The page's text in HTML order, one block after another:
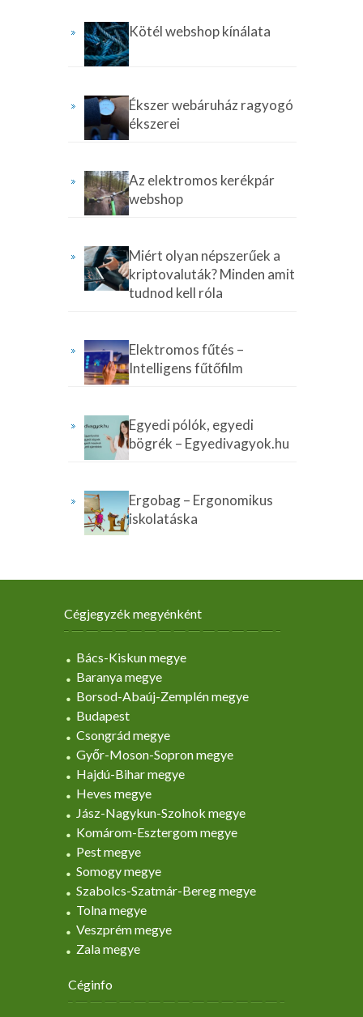
Kötél webshop kínálata
Ékszer webáruház ragyogó
ékszerei
Az elektromos kerékpár
webshop
Miért olyan népszerűek a
kriptovaluták? Minden amit
tudnod kell róla
Elektromos fűtés –
Intelligens fűtőfilm
Egyedi pólók, egyedi
bögrék – Egyedivagyok.hu
Ergobag – Ergonomikus
iskolatáska
Cégjegyzék megyénként
Bács-Kiskun megye
Baranya megye
Borsod-Abaúj-Zemplén megye
Budapest
Csongrád megye
Győr-Moson-Sopron megye
Hajdú-Bihar megye
Heves megye
Jász-Nagykun-Szolnok megye
Komárom-Esztergom megye
Pest megye
Somogy megye
Szabolcs-Szatmár-Bereg megye
Tolna megye
Veszprém megye
Zala megye
Céginfo